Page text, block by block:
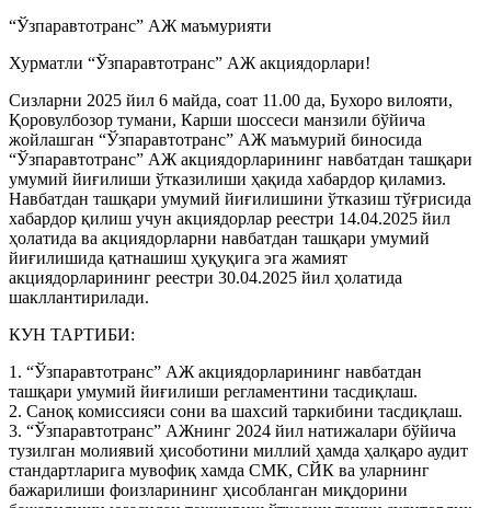
“Ўзпаравтотранс” АЖ маъмурияти
Хурматли “Ўзпаравтотранс” АЖ акциядорлари!
Сизларни 2025 йил 6 майда, соат 11.00 да, Бухоро вилояти,
Қоровулбозор тумани, Карши шоссеси манзили бўйича
жойлашган “Ўзпаравтотранс” АЖ маъмурий биносида
“Ўзпаравтотранс” АЖ акциядорларининг навбатдан ташқари
умумий йиғилиши ўтказилиши ҳақида хабардор қиламиз.
Навбатдан ташқари умумий йиғилишини ўтказиш тўғрисида
хабардор қилиш учун акциядорлар реестри 14.04.2025 йил
ҳолатида ва акциядорларни навбатдан ташқари умумий
йиғилишида қатнашиш ҳуқуқига эга жамият
акциядорларининг реестри 30.04.2025 йил ҳолатида
шакллантирилади.
КУН ТАРТИБИ:
1. “Ўзпаравтотранс” АЖ акциядорларининг навбатдан
ташқари умумий йиғилиши регламентини тасдиқлаш.
2. Саноқ комиссияси сони ва шахсий таркибини тасдиқлаш.
3. “Ўзпаравтотранс” АЖнинг 2024 йил натижалари бўйича
тузилган молиявий ҳисоботини миллий ҳамда ҳалқаро аудит
стандартларига мувофиқ хамда СМК, СЙК ва уларнинг
бажарилиши фоизларининг ҳисобланган миқдорини